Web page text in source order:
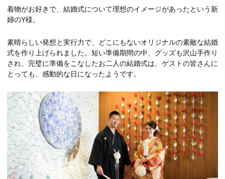
着物がお好きで、結婚式について理想のイメージがあったという新
婦のY様。
素晴らしい発想と実行力で、どこにもないオリジナルの素敵な結婚
式を作り上げられました。短い準備期間の中、グッズも沢山手作り
され、完璧に準備をこなしたお二人の結婚式は、ゲストの皆さんに
とっても、感動的な日になったようです。